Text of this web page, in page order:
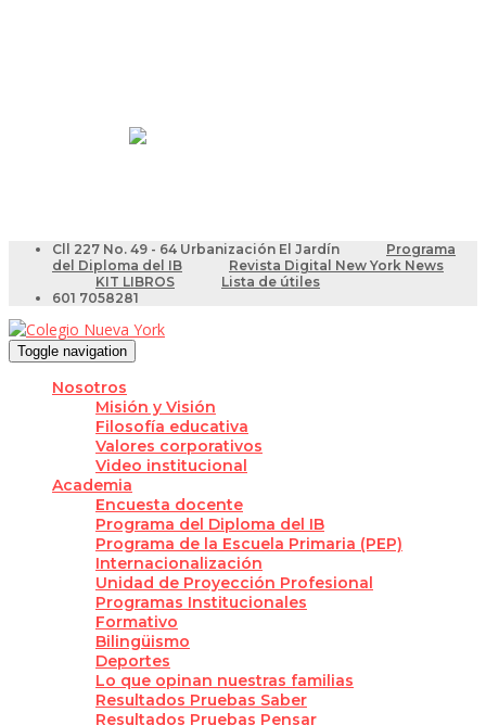
Cll 227 No. 49 - 64 Urbanización El Jardín
Programa
del Diploma del IB
Revista Digital New York News
KIT LIBROS
Lista de útiles
601 7058281
Toggle navigation
Nosotros
Misión y Visión
Filosofía educativa
Valores corporativos
Video institucional
Academia
Encuesta docente
Programa del Diploma del IB
Programa de la Escuela Primaria (PEP)
Internacionalización
Unidad de Proyección Profesional
Programas Institucionales
Formativo
Bilingüismo
Deportes
Lo que opinan nuestras familias
Resultados Pruebas Saber
Resultados Pruebas Pensar